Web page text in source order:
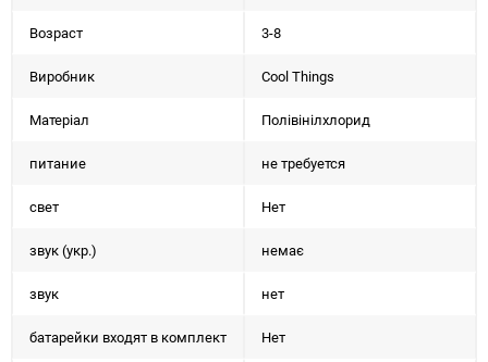
Возраст 3-8
Виробник Cool Things
Матеріал Полівінілхлорид
питание не требуется
свет Нет
звук (укр.) немає
звук нет
батарейки входят в комплект Нет